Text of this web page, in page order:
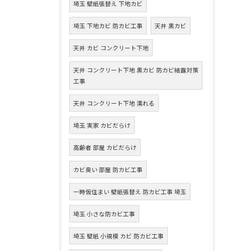
埼玉 壁紙張替え 下地カビ
埼玉 下地カビ 防カビ工事 天井 黒カビ
天井 カビ コンクリート下地
天井 コンクリート下地 黒カビ 防カビ結露対策
工事
天井 コンクリート下地 濡れる
埼玉 実家 カビだらけ
高齢者 部屋 カビだらけ
カビ臭い 部屋 防カビ工事
一時仮住まい 壁紙張替え 防カビ工事 埼玉
埼玉 小さな防カビ工事
埼玉 壁紙 小規模 カビ 防カビ工事